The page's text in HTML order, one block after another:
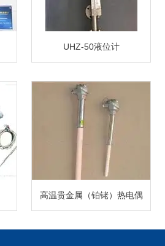
UHZ-50液位计
高温贵金属（铂铑）热电偶